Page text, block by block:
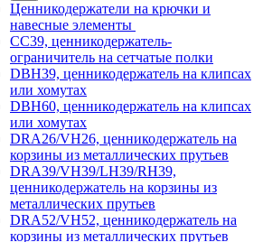
Ценникодержатели на крючки и
навесные элементы
CC39, ценникодержатель-
ограничитель на сетчатые полки
DBH39, ценникодержатель на клипсах
или хомутах
DBH60, ценникодержатель на клипсах
или хомутах
DRA26/VH26, ценникодержатель на
корзины из металлических прутьев
DRA39/VH39/LH39/RH39,
ценникодержатель на корзины из
металлических прутьев
DRA52/VH52, ценникодержатель на
корзины из металлических прутьев